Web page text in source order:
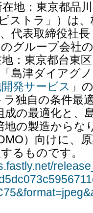
地：東京都品
ストラ」）は
代表取締役社
のグループ会社
：東京都台東
島津ダイアグ
発サービス 」
独自の条件最
成の最適化と、
の製造からな
）向けに、
るものです。